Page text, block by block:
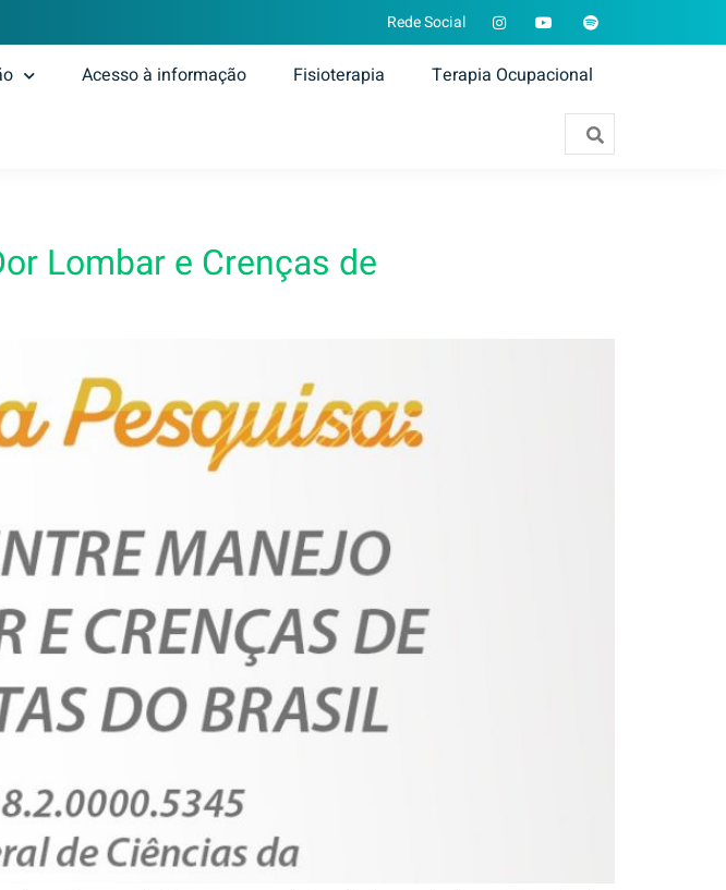
Rede Social
Acesso à informação Fisioterapia Terapia Ocupacional
Lombar e Crenças de